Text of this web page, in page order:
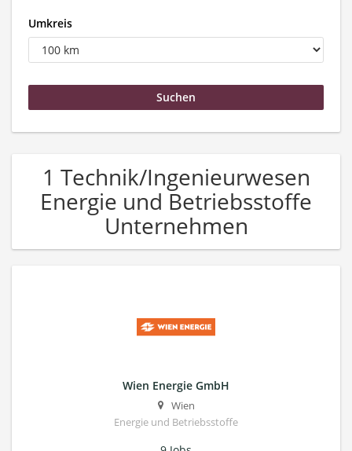
Umkreis
1 Technik/Ingenieurwesen
Energie und Betriebsstoffe
Unternehmen
Wien Energie GmbH
Wien
Energie und Betriebsstoffe